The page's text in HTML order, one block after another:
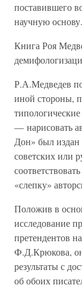
поставившего
научную основу.
Книга Роя
Р.А.Медведев
иной стороны,
— нарисовать
Дон» был издан
советских или
«слепку»
Положив в
исследование
претендентов
Ф.Д.Крюкова,
результаты с
об обоих